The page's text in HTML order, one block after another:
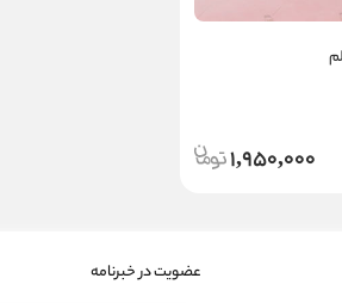
1,950,000
عضویت در خبرنامه